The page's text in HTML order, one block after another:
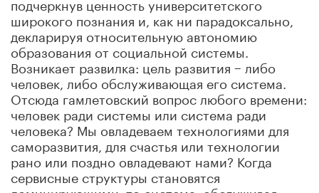
широкого познания и, как ни парадоксально,
декларируя относительную автономию
образования от социальной системы.
Возникает развилка: цель развития − либо
человек, либо обслуживающая его система.
Отсюда гамлетовский вопрос любого времени:
человек ради системы или система ради
человека? Мы овладеваем технологиями для
саморазвития, для счастья или технологии
рано или поздно овладевают нами? Когда
сервисные структуры становятся